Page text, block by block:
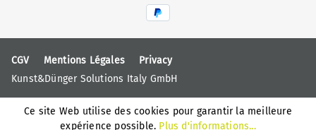
CGV Mentions Légales
Privacy
Kunst&Dünger Solutions Italy GmbH
Ce site Web utilise des cookies pour garantir la meilleure
expérience possible. Plus d'informations...